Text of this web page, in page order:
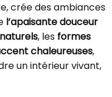
crée des ambiances
l’apaisante douceur
, les formes
chaleureuses,
un intérieur vivant,